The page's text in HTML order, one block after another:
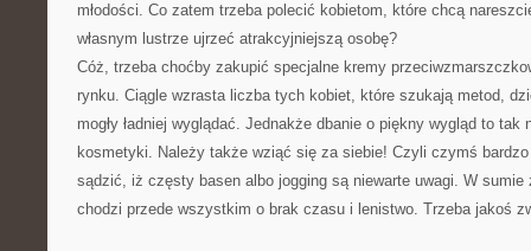
młodości. Co zatem trzeba polecić kobietom, które chcą
własnym lustrze ujrzeć atrakcyjniejszą osobę?
Cóż, trzeba choćby zakupić specjalne kremy
rynku. Ciągle wzrasta liczba tych kobiet, które szukają metod,
mogły ładniej wyglądać. Jednakże dbanie o piękny wygląd to tak
kosmetyki. Należy także wziąć się za siebie! Czyli czymś
sądzić, iż częsty basen albo jogging są niewarte uwagi. W
chodzi przede wszystkim o brak czasu i lenistwo. Trzeba jakoś